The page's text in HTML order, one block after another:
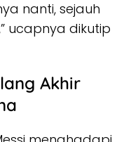
nanti, sejauh
ucapnya dikutip
Akhir